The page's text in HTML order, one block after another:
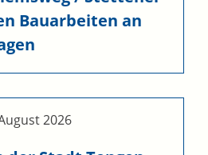
Bauarbeiten an
2026